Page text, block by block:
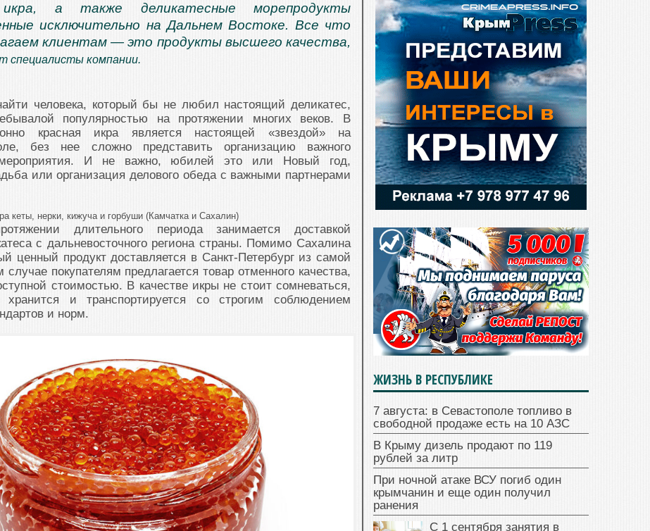
икра, а также деликатесные морепродукты
исключительно на Дальнем Востоке. Все что
клиентам — это продукты высшего качества,
специалисты компании.
человека, который бы не любил настоящий деликатес,
популярностью на протяжении многих веков. В
красная икра является настоящей «звездой» на
без нее сложно представить организацию важного
И не важно, юбилей это или Новый год,
или организация делового обеда с важными партнерами
кеты, нерки, кижуча и горбуши (Камчатка и Сахалин)
длительного периода занимается доставкой
с дальневосточного региона страны. Помимо Сахалина
ценный продукт доставляется в Санкт-Петербург из самой
покупателям предлагается товар отменного качества,
стоимостью. В качестве икры не стоит сомневаться,
хранится и транспортируется со строгим соблюдением
и норм.
ЖИЗНЬ В РЕСПУБЛИКЕ
7 августа: в Севастополе топливо в
свободной продаже есть на 10 АЗС
В Крыму дизель продают по 119
рублей за литр
При ночной атаке ВСУ погиб один
крымчанин и еще один получил
ранения
С 1 сентября занятия в